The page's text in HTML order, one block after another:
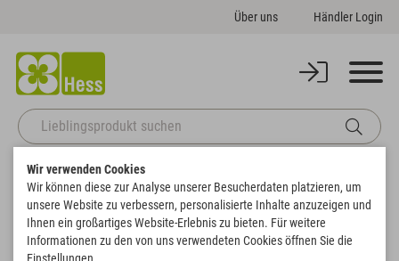
Über uns Händler Login
Startseite Korbwaren
Zurück zur Artikelübersicht
Wir verwenden Cookies
Wir können diese zur Analyse unserer Besucherdaten platzieren, um
unsere Website zu verbessern, personalisierte Inhalte anzuzeigen und
Ihnen ein großartiges Website-Erlebnis zu bieten. Für weitere
Informationen zu den von uns verwendeten Cookies öffnen Sie die